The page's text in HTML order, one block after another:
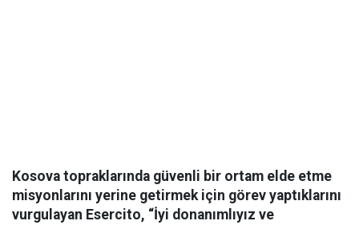
Kosova topraklarında güvenli bir ortam elde etme
misyonlarını yerine getirmek için görev yaptıklarını
vurgulayan Esercito, “İyi donanımlıyız ve